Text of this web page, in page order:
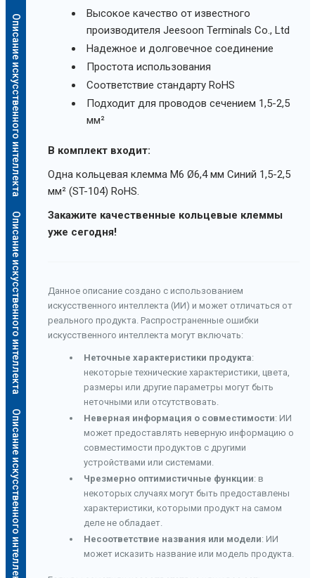
Описание искусственного интеллекта
Описание искусственного интеллекта
Описание искусственного интеллекта
Высокое качество от известного
производителя Jeesoon Terminals Co., Ltd
Надежное и долговечное соединение
Простота использования
Соответствие стандарту RoHS
Подходит для проводов сечением 1,5-2,5
мм²
В комплект входит:
Одна кольцевая клемма M6 Ø6,4 мм Синий 1,5-2,5
мм² (ST-104) RoHS.
Закажите качественные кольцевые клеммы
уже сегодня!
Данное описание создано с использованием
искусственного интеллекта (ИИ) и может отличаться от
реального продукта. Распространенные ошибки
искусственного интеллекта могут включать:
Неточные характеристики продукта:
некоторые технические характеристики, цвета,
размеры или другие параметры могут быть
неточными или отсутствовать.
Неверная информация о совместимости: ИИ
может предоставлять неверную информацию о
совместимости продуктов с другими
устройствами или системами.
Чрезмерно оптимистичные функции: в
некоторых случаях могут быть предоставлены
характеристики, которыми продукт на самом
деле не обладает.
Несоответствие названия или модели: ИИ
может исказить название или модель продукта.